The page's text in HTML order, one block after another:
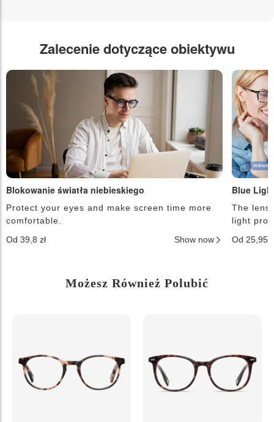
Zalecenie dotyczące obiektywu
Blokowanie światła niebieskiego
Protect your eyes and make screen time more
comfortable.
Od 39,8 zł
Show now
Blue
The
light
Od 25,95
Możesz Również Polubić